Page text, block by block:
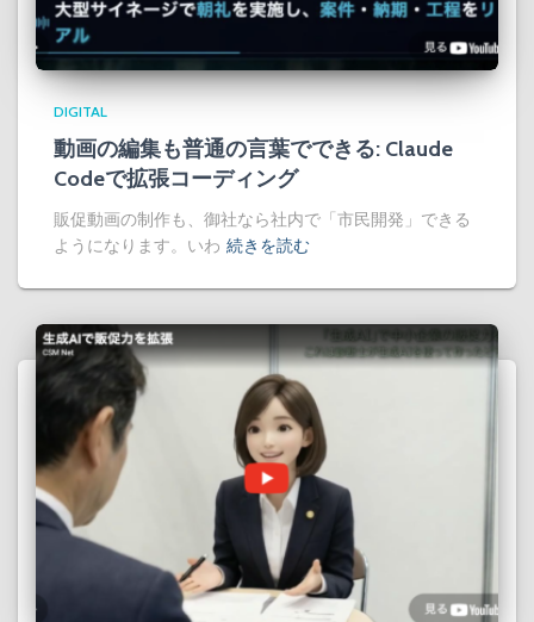
DIGITAL
動画の編集も普通の言葉でできる: Claude
Codeで拡張コーディング
販促動画の制作も、御社なら社内で「市民開発」できる
ようになります。いわ 続きを読む